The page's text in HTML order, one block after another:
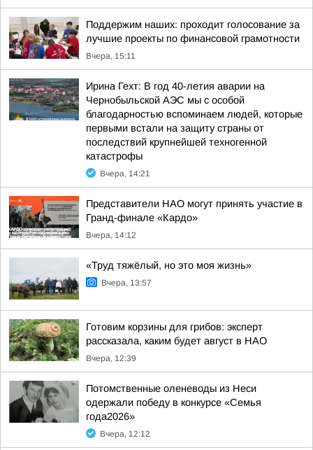
Поддержим наших: проходит голосование за
лучшие проекты по финансовой грамотности
Вчера, 15:11
Ирина Гехт: В год 40-летия аварии на
Чернобыльской АЭС мы с особой
благодарностью вспоминаем людей, которые
первыми встали на защиту страны от
последствий крупнейшей техногенной
катастрофы
Вчера, 14:21
Представители НАО могут принять участие в
Гранд-финале «Кардо»
Вчера, 14:12
«Труд тяжёлый, но это моя жизнь»
Вчера, 13:57
Готовим корзины для грибов: эксперт
рассказала, каким будет август в НАО
Вчера, 12:39
Потомственные оленеводы из Неси
одержали победу в конкурсе «Семья
года2026»
Вчера, 12:12